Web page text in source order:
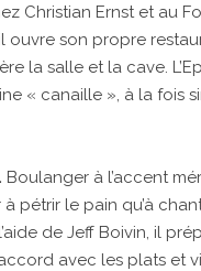
Christian Ernst et au
ouvre son propre
la salle et la cave.
« canaille », à la fois
Boulanger à l’accent
à pétrir le pain qu’à
de Jeff Boivin, il
avec les plats et